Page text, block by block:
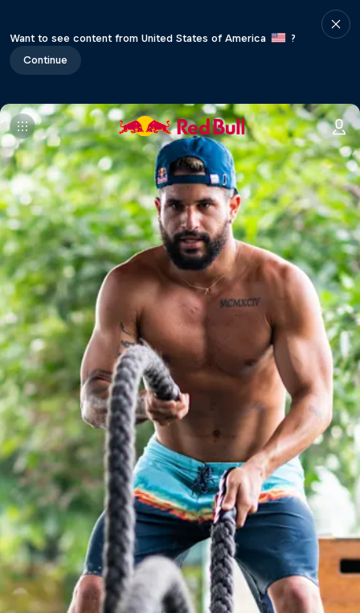
Want to see content from United States of America
?
Continue